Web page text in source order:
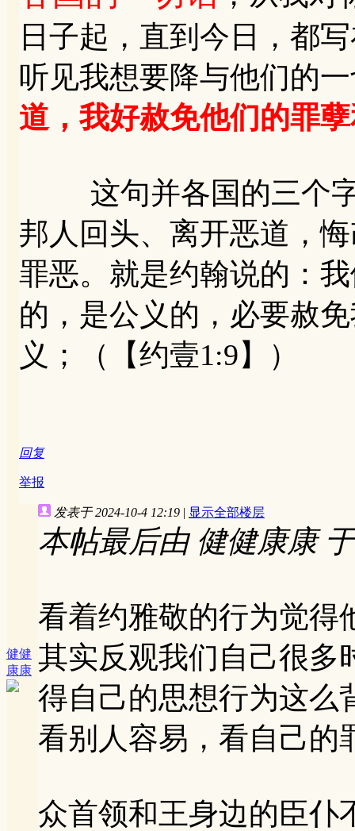
日子起，直到今日，都
听见我想要降与他们的
道，我好赦免他们的罪
这句并各国的三个字
邦人回头、离开恶道，
罪恶。就是约翰说的：
的，是公义的，必要赦
义；（【约壹1:9】）
回复
举报
健健
康康
发表于 2024-10-4 12:19 | 显示全部楼层
本帖最后由 健健康康
看着约雅敬的行为觉得
其实反观我们自己很多
得自己的思想行为这么
看别人容易，看自己的
众首领和王身边的臣仆